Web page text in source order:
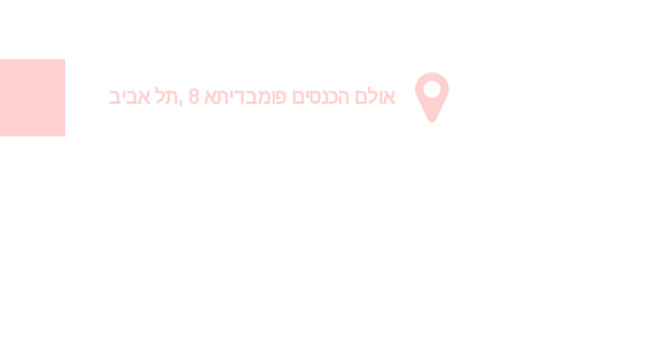
אולם הכנסים פומבדיתא 8 ,תל אביב